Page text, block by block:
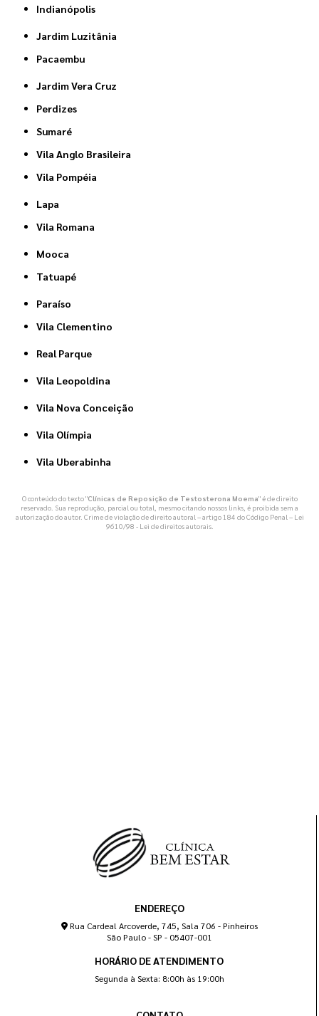
Indianópolis
Jardim Luzitânia
Pacaembu
Jardim Vera Cruz
Perdizes
Sumaré
Vila Anglo Brasileira
Vila Pompéia
Lapa
Vila Romana
Mooca
Tatuapé
Paraíso
Vila Clementino
Real Parque
Vila Leopoldina
Vila Nova Conceição
Vila Olímpia
Vila Uberabinha
O conteúdo do texto "Clínicas de Reposição de Testosterona Moema" é de direito
reservado. Sua reprodução, parcial ou total, mesmo citando nossos links, é proibida sem a
autorização do autor. Crime de violação de direito autoral – artigo 184 do Código Penal – Lei
9610/98 - Lei de direitos autorais.
ENDEREÇO
Rua Cardeal Arcoverde, 745, Sala 706 - Pinheiros
São Paulo - SP - 05407-001
HORÁRIO DE ATENDIMENTO
Segunda à Sexta: 8:00h às 19:00h